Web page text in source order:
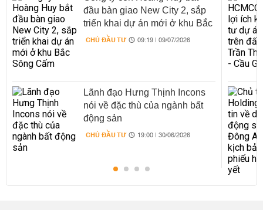
đầu bàn giao New City 2, sắp
triển khai dự án mới ở khu Bắc
Sông Cấm
CHỦ ĐẦU TƯ 09:19 | 09/07/2026
Lãnh đạo Hưng Thịnh Incons
nói về đặc thù của ngành bất
động sản
CHỦ ĐẦU TƯ 19:00 | 30/06/2026